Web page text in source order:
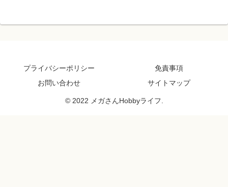
プライバシーポリシー
免責事項
お問い合わせ
サイトマップ
© 2022 メガさんHobbyライフ.